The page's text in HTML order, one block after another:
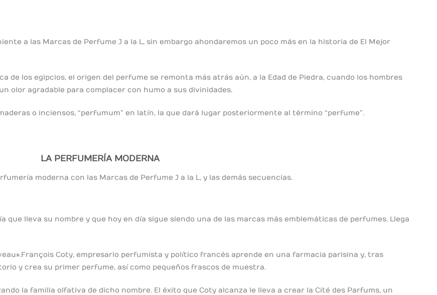
a las Marcas de Perfume J a la L, sin embargo ahondaremos un poco más en la historia de El Mejor
de los egipcios, el origen del perfume se remonta más atrás aún, a la Edad de Piedra, cuando los hombres
olor agradable para complacer con humo a sus divinidades.
o inciensos, “perfumum” en latín, la que dará lugar posteriormente al término “perfume”.
LA PERFUMERÍA MODERNA
moderna con las Marcas de Perfume J a la L, y las demás secuencias.
que lleva su nombre y que hoy en día sigue siendo una de las marcas más emblemáticas de perfumes. Llega
François Coty, empresario perfumista y político francés aprende en una farmacia parisina y, tras
y crea su primer perfume, así como pequeños frascos de muestra.
la familia olfativa de dicho nombre. El éxito que Coty alcanza le lleva a crear la Cité des Parfums, un